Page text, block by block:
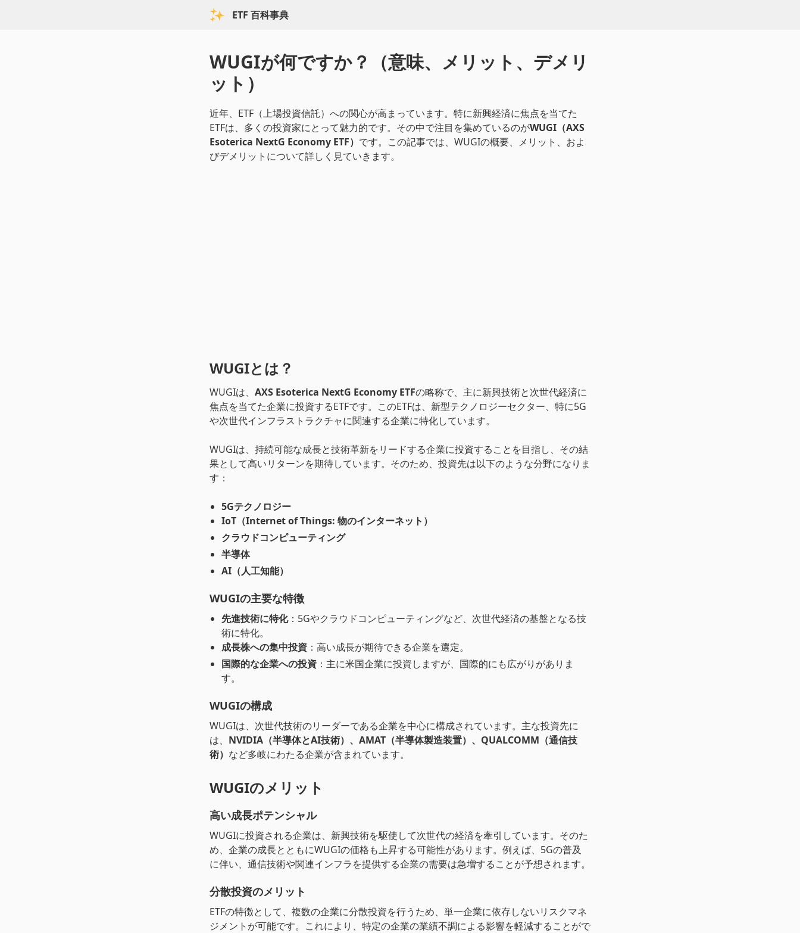
ETF 百科事典
WUGIが何ですか？（意味、メリット、デメリ
ット）
近年、ETF（上場投資信託）への関心が高まっています。特に新興経済に焦点を当てた
ETFは、多くの投資家にとって魅力的です。その中で注目を集めているのがWUGI（AXS
Esoterica NextG Economy ETF） です。この記事では、WUGIの概要、メリット、およ
びデメリットについて詳しく見ていきます。
WUGIとは？
WUGIは、 AXS Esoterica NextG Economy ETFの略称で、主に新興技術と次世代経済に
焦点を当てた企業に投資するETFです。このETFは、新型テクノロジーセクター、特に5G
や次世代インフラストラクチャに関連する企業に特化しています。
WUGIは、持続可能な成長と技術革新をリードする企業に投資することを目指し、その結
果として高いリターンを期待しています。そのため、投資先は以下のような分野になりま
す：
5Gテクノロジー
IoT（Internet of Things: 物のインターネット）
クラウドコンピューティング
半導体
AI（人工知能）
WUGIの主要な特徴
先進技術に特化：5Gやクラウドコンピューティングなど、次世代経済の基盤となる技
術に特化。
成長株への集中投資 ：高い成長が期待できる企業を選定。
国際的な企業への投資 ：主に米国企業に投資しますが、国際的にも広がりがありま
す。
WUGIの構成
WUGIは、次世代技術のリーダーである企業を中心に構成されています。主な投資先に
は、 NVIDIA（半導体とAI技術）、AMAT（半導体製造装置）、QUALCOMM（通信技
術） など多岐にわたる企業が含まれています。
WUGIのメリット
高い成長ポテンシャル
WUGIに投資される企業は、新興技術を駆使して次世代の経済を牽引しています。そのた
め、企業の成長とともにWUGIの価格も上昇する可能性があります。例えば、5Gの普及
に伴い、通信技術や関連インフラを提供する企業の需要は急増することが予想されます。
分散投資のメリット
ETFの特徴として、複数の企業に分散投資を行うため、単一企業に依存しないリスクマネ
ジメントが可能です。これにより、特定の企業の業績不調による影響を軽減することがで